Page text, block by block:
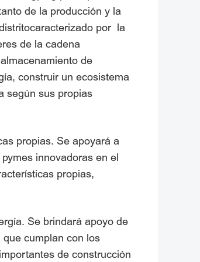
de la producción y la
por la
de la cadena
de
construir un ecosistema
según sus propias
propias. Se apoyará a
innovadoras en el
propias,
Se brindará apoyo de
cumplan con los
de construcción